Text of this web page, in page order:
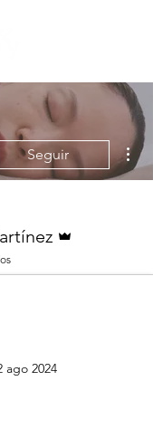
Seguir
ago 2024